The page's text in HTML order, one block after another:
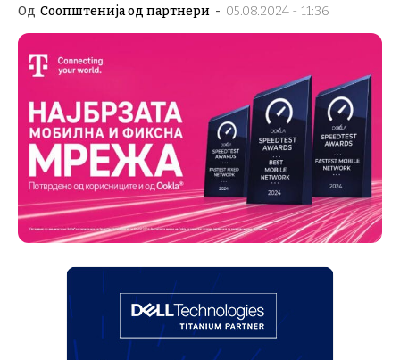
Од Соопштенија од партнери - 05.08.2024 - 11:36